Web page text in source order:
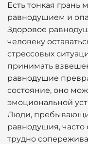
Есть тонкая грань
равнодушием и
Здоровое
человеку
стрессовых
принимать
равнодушие
состояние, оно
эмоциональной
Люди,
равнодушия, часто
трудно